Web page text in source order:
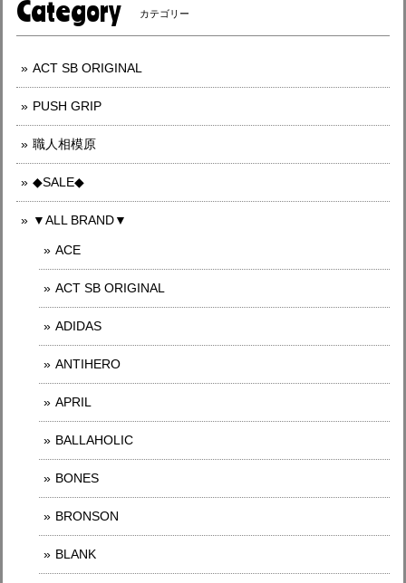
Category カテゴリー
ACT SB ORIGINAL
PUSH GRIP
職人相模原
◆SALE◆
▼ALL BRAND▼
ACE
ACT SB ORIGINAL
ADIDAS
ANTIHERO
APRIL
BALLAHOLIC
BONES
BRONSON
BLANK